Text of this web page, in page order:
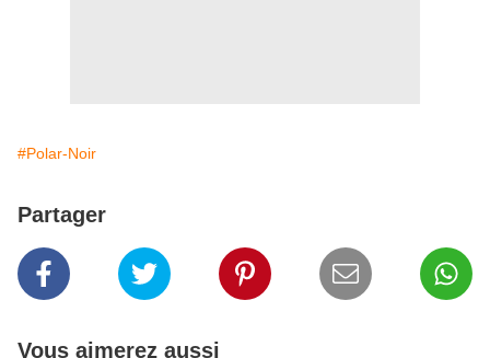
#Polar-Noir
Partager
Vous aimerez aussi